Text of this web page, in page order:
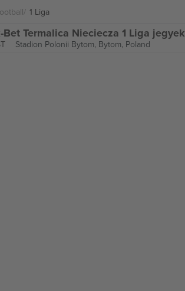
1 Liga
Termalica Nieciecza 1 Liga jegyek
Stadion Polonii Bytom, Bytom, Poland